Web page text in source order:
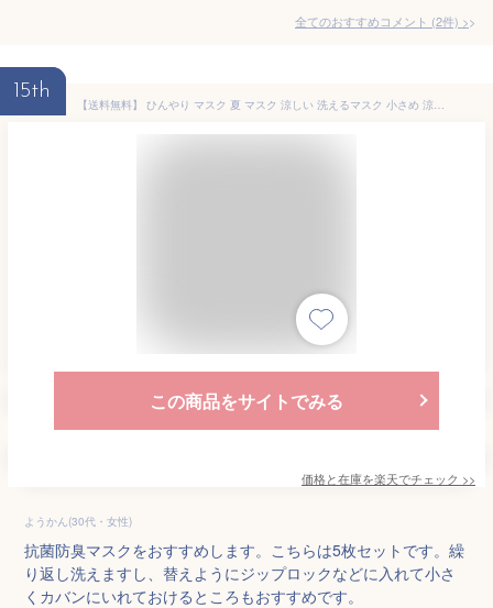
全てのおすすめコメント (2件) >
15th
【送料無料】 ひんやり マスク 夏 マスク 涼しい 洗えるマスク 小さめ 涼しいマスク 子供用 マスク 洗える 涼しい 夏用 接触冷感 在庫あり 女性 子供 白 箱 上質 5枚入り ネコポス送料無料
この商品をサイトでみる
価格と在庫を楽天でチェック >>
ようかん(30代・女性)
抗菌防臭マスクをおすすめします。こちらは5枚セットです。繰
り返し洗えますし、替えようにジップロックなどに入れて小さ
くカバンにいれておけるところもおすすめです。